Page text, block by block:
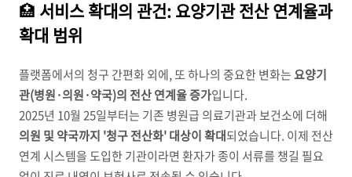
🏥 서비스 확대의 관건: 요양기관 전산 연계율과
확대 범위
플랫폼에서의 청구 간편화 외에, 또 하나의 중요한 변화는요양기
관(병원·의원·약국)의 전산 연계율 증가입니다.
2025년 10월 25일부터는 기존 병원급 의료기관과 보건소에 더해
의원 및 약국까지 '청구 전산화' 대상이 확대되었습니다. 이제 전산
연계 시스템을 도입한 기관이라면 환자가 종이 서류를 챙길 필요